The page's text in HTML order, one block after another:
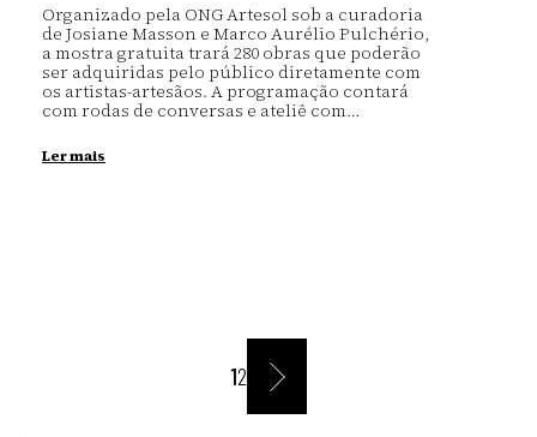
Organizado pela ONG Artesol sob a curadoria
de Josiane Masson e Marco Aurélio Pulchério,
a mostra gratuita trará 280 obras que poderão
ser adquiridas pelo público diretamente com
os artistas-artesãos. A programação contará
com rodas de conversas e ateliê com…
Ler mais
12 »